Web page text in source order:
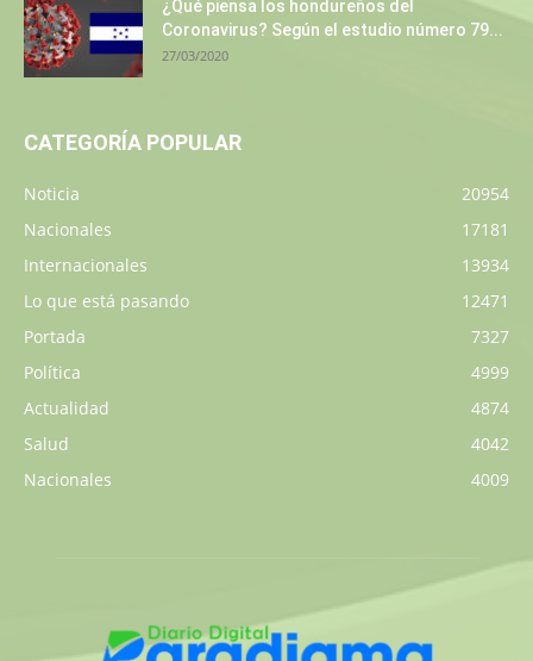
¿Qué piensa los hondureños del
Coronavirus? Según el estudio número 79...
27/03/2020
CATEGORÍA POPULAR
Noticia
20954
Nacionales
17181
Internacionales
13934
Lo que está pasando
12471
Portada
7327
Política
4999
Actualidad
4874
Salud
4042
Nacionales
4009